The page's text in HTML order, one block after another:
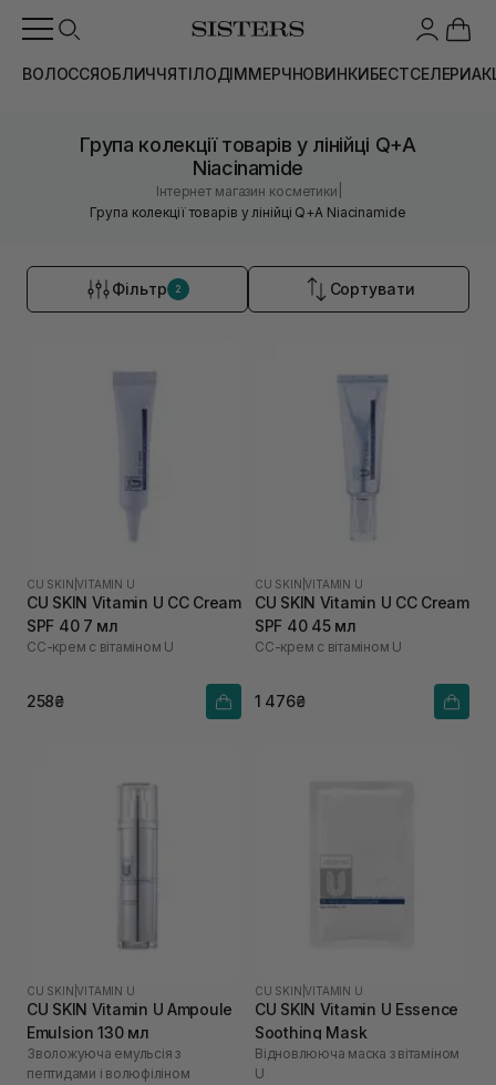
ВОЛОССЯОБЛИЧЧЯТІЛОДІММЕРЧНОВИНКИБЕСТСЕЛЕРИ
Група колекції товарів у лінійці Q+A
Niacinamide
Інтернет магазин косметики
Група колекції товарів у лінійці Q+A Niacinamide
Фільтр 2 Сортувати
CU SKIN |VITAMIN U
CU SKIN Vitamin U CC Cream
SPF 40 7 мл
СС-крем с вітаміном U
258₴
CU SKIN |VITAMIN U
CU SKIN Vitamin U CC Cream
SPF 40 45 мл
СС-крем с вітаміном U
1 476₴
CU SKIN |VITAMIN U
CU SKIN Vitamin U Ampoule
Emulsion 130 мл
Зволожуюча емульсія з
пептидами і волюфіліном
CU SKIN |VITAMIN U
CU SKIN Vitamin U Essence
Soothing Mask
Відновлююча маска з вітаміном
U